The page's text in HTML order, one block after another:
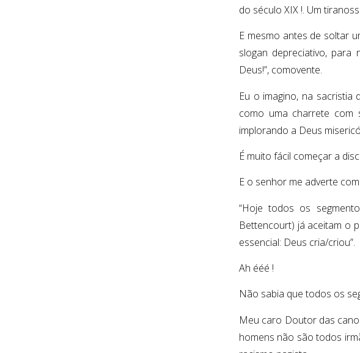
do século XIX !. Um
E mesmo antes de soltar
slogan depreciativo,
Deus!”, comovente.
Eu o imagino, na
como uma charrete com
implorando a Deus
É muito fácil começar a
E o senhor me adverte
“Hoje todos os
Bettencourt) já aceitam o
essencial: Deus cria/criou”.
Ah ééé !
Não sabia que todos os
Meu caro Doutor das
homens não são todos